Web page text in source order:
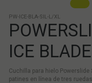
PW-ICE-BLA-SIL-L/XL
ICE
Cuchilla para hielo
patines en línea de tres